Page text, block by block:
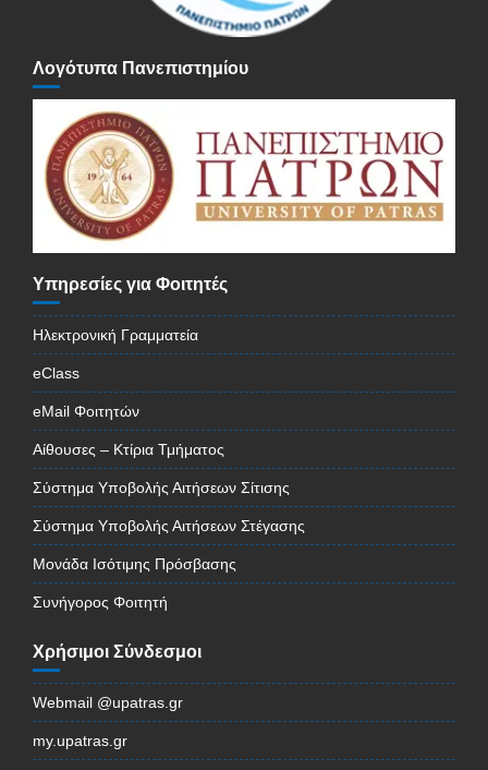
Λογότυπα Πανεπιστημίου
Υπηρεσίες για Φοιτητές
Ηλεκτρονική Γραμματεία
eClass
eMail Φοιτητών
Αίθουσες – Κτίρια Τμήματος
Σύστημα Υποβολής Αιτήσεων Σίτισης
Σύστημα Υποβολής Αιτήσεων Στέγασης
Μονάδα Ισότιμης Πρόσβασης
Συνήγορος Φοιτητή
Χρήσιμοι Σύνδεσμοι
Webmail @upatras.gr
my.upatras.gr